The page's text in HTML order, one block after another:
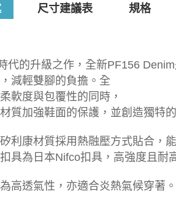
尺寸建議表 規格
的升級之作，全新PF156 Denim
減輕雙腳的負擔。全
軟度與包覆性的同時，
質加強鞋面的保護，並創造獨特
利康材質採用熱融壓方式貼合，
具為日本Nifco扣具，高強度且耐
高透氣性，亦適合炎熱氣候穿著。